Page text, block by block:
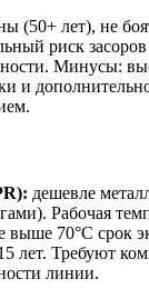
(50+ лет), не
риск засоров
Минусы:
и
дешевле
Рабочая
выше 70°C срок
лет. Требуют
линии.